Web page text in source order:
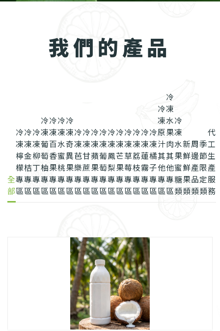
我們的產品
全
部
冷
凍
檸
檬
專
區
冷
凍
金
桔
專
區
冷
凍
柳
丁
專
區
冷
凍
葡
萄
柚
專
區
冷
凍
百
香
果
專
區
冷
凍
水
蜜
桃
專
區
冷
凍
奇
異
果
專
區
冷
凍
芭
樂
專
區
冷
凍
甘
蔗
專
區
冷
凍
蘋
果
專
區
冷
凍
葡
萄
專
區
冷
凍
鳳
梨
專
區
冷
凍
芒
果
專
區
冷
凍
草
莓
專
區
冷
凍
荔
枝
專
區
冷
凍
蓮
霧
專
區
冷
凍
橘
子
專
區
冷
凍
原
汁
其
他
專
區
冷
凍
水
果
肉
其
他
專
區
冷
凍
水
果
蜜
糖
類
新
鮮
鮮
果
類
周
邊
產
品
類
季
節
限
定
類
代
工
生
產
服
務